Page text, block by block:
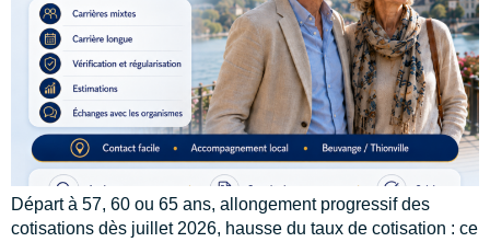
Départ à 57, 60 ou 65 ans, allongement progressif des
cotisations dès juillet 2026, hausse du taux de cotisation : ce